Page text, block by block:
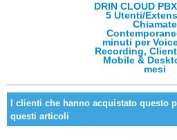
DRIN CLOUD
5 Utenti/
Chiamate
minuti per
Recording,
Mobile &
mesi
I clienti che hanno acquistato questo
questi articoli